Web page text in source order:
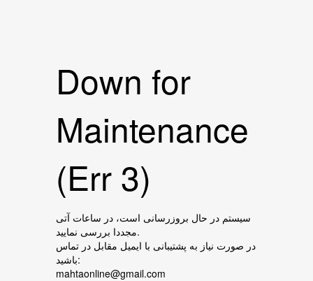
Down for
Maintenance
(Err 3)
سیستم در حال بروزرسانی است، در ساعات آتی
مجددا بررسی نمایید.
در صورت نیاز به پشتیبانی با ایمیل مقابل در تماس
باشید:
mahtaonline@gmail.com